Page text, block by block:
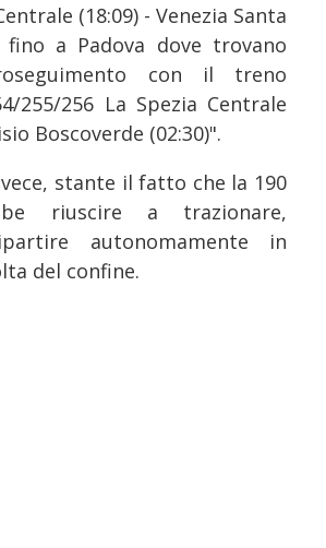
(18:09) - Venezia Santa
fino a Padova dove trovano
con il treno
255/256 La Spezia Centrale
Boscoverde (02:30)".
stante il fatto che la 190
riuscire a trazionare,
autonomamente in
del confine.